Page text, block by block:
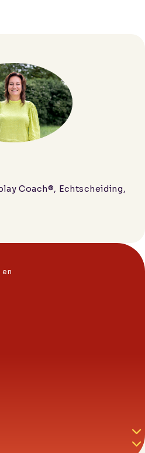
Coach®, Echtscheiding,